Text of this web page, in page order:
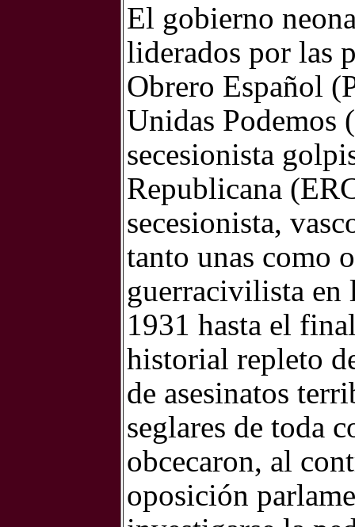
El gobierno
liderados por las
Obrero Español
Unidas Podemos
secesionista
Republicana
secesionista,
tanto unas como
guerracivilista en
1931 hasta el
historial repleto
de asesinatos
seglares de toda
obcecaron, al
oposición